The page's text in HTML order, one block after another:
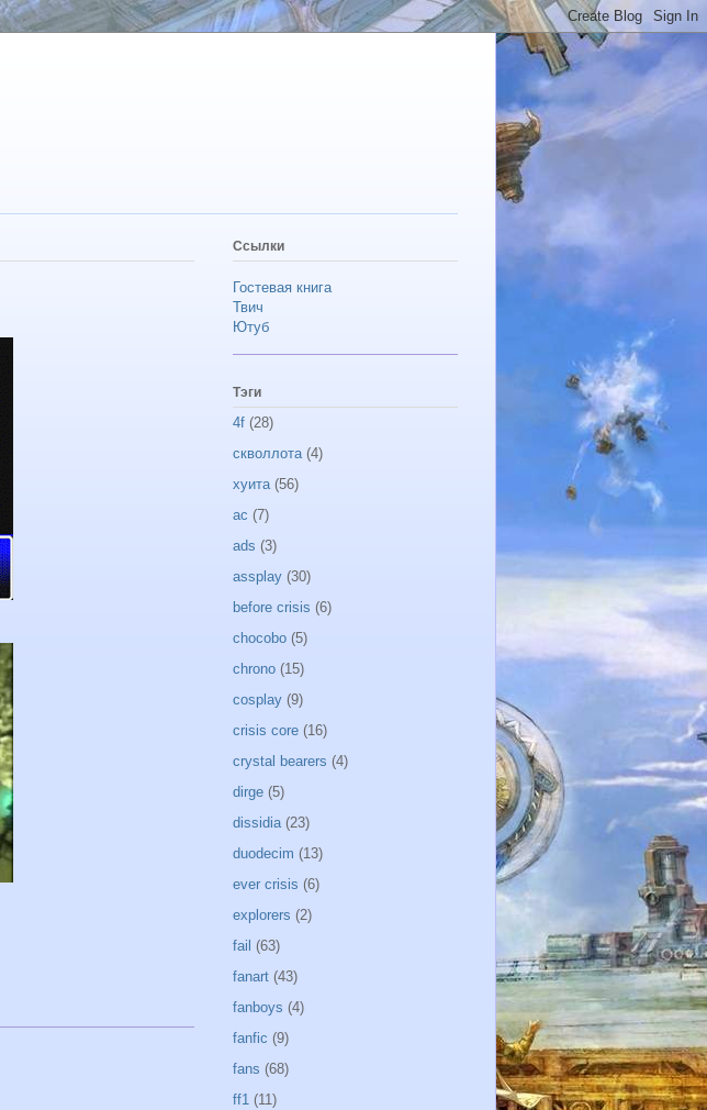
Ссылки
Гостевая книга
Твич
Ютуб
Тэги
4f (28)
скволлота (4)
хуита (56)
ac (7)
ads (3)
assplay (30)
before crisis (6)
chocobo (5)
chrono (15)
cosplay (9)
crisis core (16)
crystal bearers (4)
dirge (5)
dissidia (23)
duodecim (13)
ever crisis (6)
explorers (2)
fail (63)
fanart (43)
fanboys (4)
fanfic (9)
fans (68)
ff1 (11)